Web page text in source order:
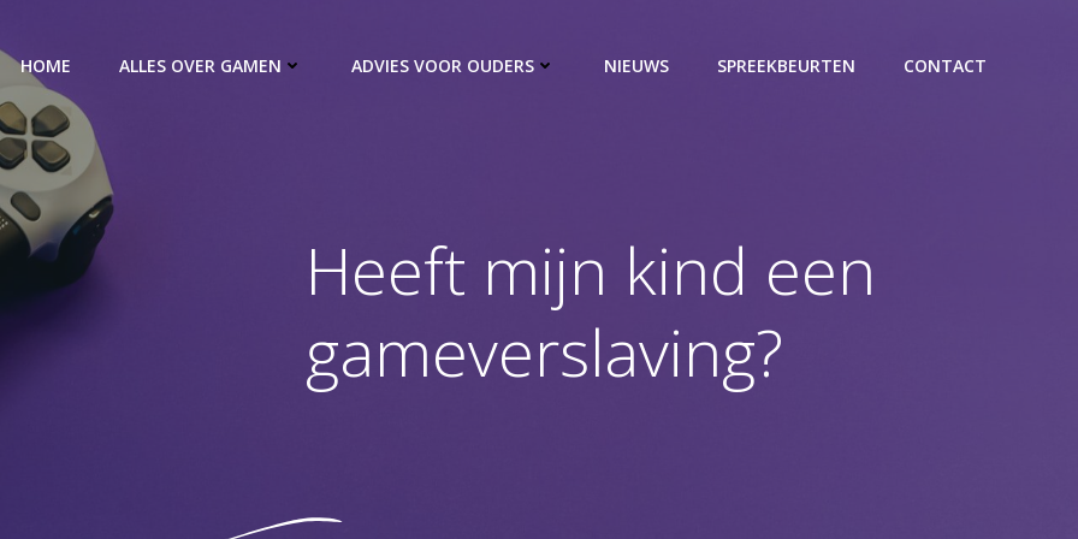
HOME ALLES OVER GAMEN ADVIES VOOR OUDERS NIEUWS SPREEKBEURTEN CONTACT
Heeft mijn kind een
gameverslaving?